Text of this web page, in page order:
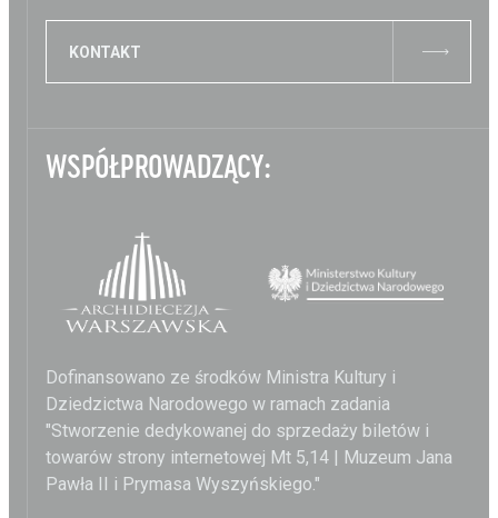
KONTAKT
WSPÓŁPROWADZĄCY:
Dofinansowano ze środków Ministra Kultury i
Dziedzictwa Narodowego w ramach zadania
"Stworzenie dedykowanej do sprzedaży biletów i
towarów strony internetowej Mt 5,14 | Muzeum Jana
Pawła II i Prymasa Wyszyńskiego."